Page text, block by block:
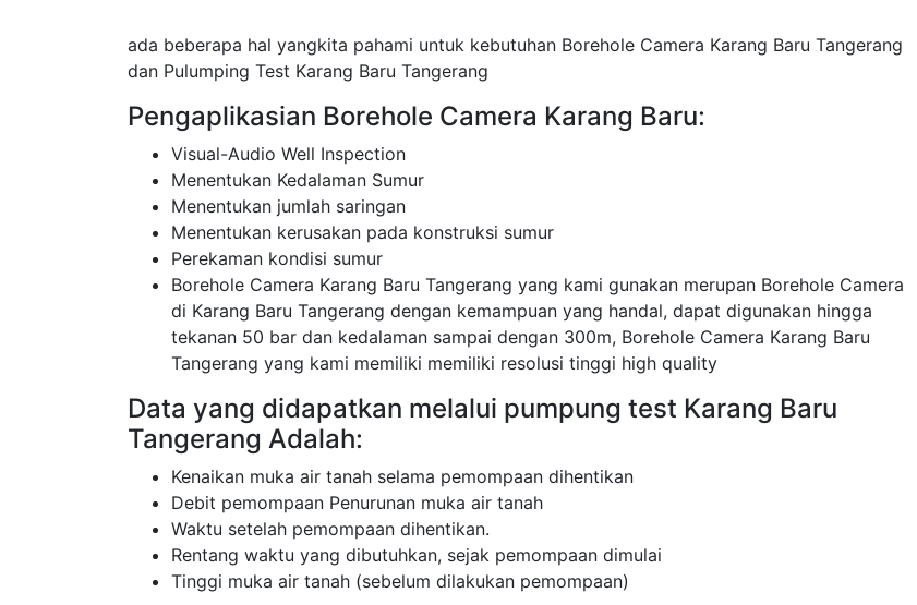
ada beberapa hal yangkita pahami untuk kebutuhan Borehole Camera Karang Baru Tangerang
dan Pulumping Test Karang Baru Tangerang
Pengaplikasian Borehole Camera Karang Baru:
Visual-Audio Well Inspection
Menentukan Kedalaman Sumur
Menentukan jumlah saringan
Menentukan kerusakan pada konstruksi sumur
Perekaman kondisi sumur
Borehole Camera Karang Baru Tangerang yang kami gunakan merupan Borehole Camera
di Karang Baru Tangerang dengan kemampuan yang handal, dapat digunakan hingga
tekanan 50 bar dan kedalaman sampai dengan 300m, Borehole Camera Karang Baru
Tangerang yang kami memiliki memiliki resolusi tinggi high quality
Data yang didapatkan melalui pumpung test Karang Baru
Tangerang Adalah:
Kenaikan muka air tanah selama pemompaan dihentikan
Debit pemompaan Penurunan muka air tanah
Waktu setelah pemompaan dihentikan.
Rentang waktu yang dibutuhkan, sejak pemompaan dimulai
Tinggi muka air tanah (sebelum dilakukan pemompaan)